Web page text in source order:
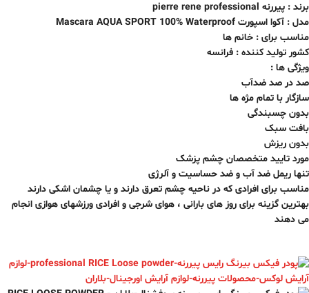
برند : پیررنه pierre rene professional
مدل : آکوا اسپورت Mascara AQUA SPORT 100% Waterproof
مناسب برای : خانم ها
کشور تولید کننده : فرانسه
ویژگی ها :
صد در صد ضدآب
سازگار با تمام مژه ها
بدون چسبندگی
بافت سبک
بدون ریزش
مورد تایید متخصصان چشم پزشک
تنها ریمل ضد آب و ضد حساسیت و آلرژی
مناسب برای افرادی که در ناحیه چشم تعرق دارند و یا چشمان اشکی دارند
بهترین گزینه برای روز های بارانی ، هوای شرجی و افرادی ورزشهای هوازی انجام
می دهند